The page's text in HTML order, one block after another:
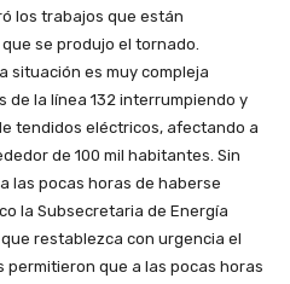
los trabajos que están
se produjo el tornado.
situación es muy compleja
la línea 132 interrumpiendo y
tendidos eléctricos, afectando a
de 100 mil habitantes. Sin
las pocas horas de haberse
la Subsecretaria de Energía
restablezca con urgencia el
permitieron que a las pocas horas